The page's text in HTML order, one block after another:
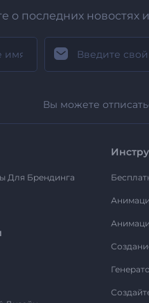
о последних
Вы можете
Для Брендинга